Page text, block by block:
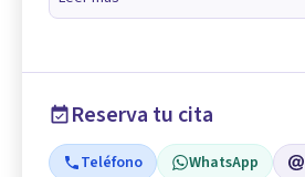
Reserva tu cita
Teléfono WhatsApp